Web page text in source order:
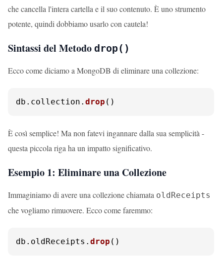
che cancella l'intera cartella e il suo contenuto. È uno strumento
potente, quindi dobbiamo usarlo con cautela!
Sintassi del Metodo drop()
Ecco come diciamo a MongoDB di eliminare una collezione:
db. collection . drop ()
È così semplice! Ma non fatevi ingannare dalla sua semplicità -
questa piccola riga ha un impatto significativo.
Esempio 1: Eliminare una Collezione
Immaginiamo di avere una collezione chiamata oldReceipts
che vogliamo rimuovere. Ecco come faremmo:
db. oldReceipts . drop ()